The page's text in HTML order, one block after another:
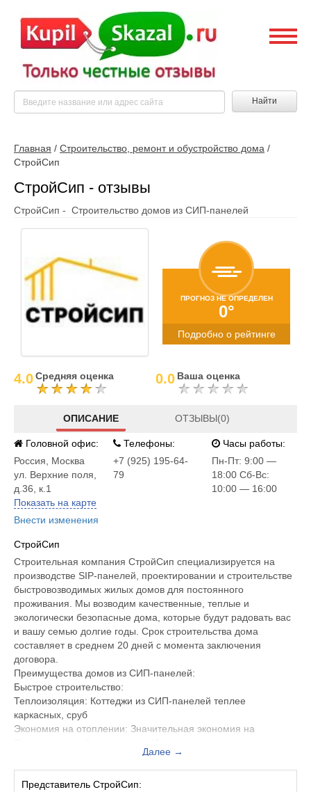
Найти
Главная / Строительство, ремонт и обустройство дома /
CтройСип
CтройСип - отзывы
CтройСип - Строительство домов из СИП-панелей
ПРОГНОЗ НЕ ОПРЕДЕЛЕН
0°
Подробно о рейтинге
4.0Средняя оценка 0.0 Ваша оценка
ОПИСАНИЕ ОТЗЫВЫ(0)
Головной офис:
Россия
Москва
ул. Верхние поля,
д.36, к.1
Показать на карте
Внести изменения
Телефоны:
+7 (925) 195-64-
79
Часы работы:
Пн-Пт: 9:00 —
18:00 Сб-Вс:
10:00 — 16:00
CтройСип
Строительная компания СтройСип специализируется на
производстве SIP-панелей, проектировании и строительстве
быстровозводимых жилых домов для постоянного
проживания. Мы возводим качественные, теплые и
экологически безопасные дома, которые будут радовать вас
и вашу семью долгие годы. Срок строительства дома
составляет в среднем 20 дней с момента заключения
договора.
Преимущества домов из СИП-панелей:
Быстрое строительство:
Теплоизоляция: Коттеджи из СИП-панелей теплее
каркасных, сруб
Экономия на отоплении: Значительная экономия на
безопасных материалов Е0/E1.
Пожаробезопасность: Группа горючести такая же, как у
других деревянных строений.
Далее →
Представитель CтройСип: